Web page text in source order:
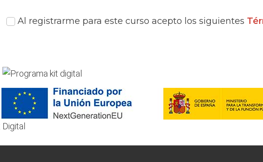
Al registrarme para este curso acepto los siguientes